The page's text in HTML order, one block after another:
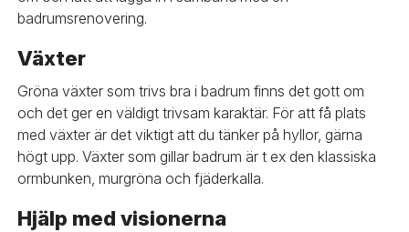
badrumsrenovering.
Växter
Gröna växter som trivs bra i badrum finns det gott om
och det ger en väldigt trivsam karaktär. För att få plats
med växter är det viktigt att du tänker på hyllor, gärna
högt upp. Växter som gillar badrum är t ex den klassiska
ormbunken, murgröna och fjäderkalla.
Hjälp med visionerna